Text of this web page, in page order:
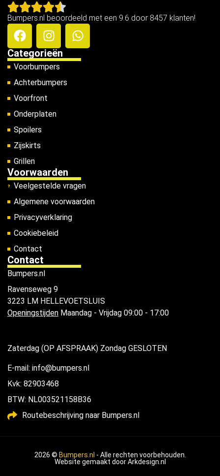
Bumpers.nl beoordeeld met een 9.6 door 8457 klanten!
Categorieën
Voorbumpers
Achterbumpers
Voorfront
Onderplaten
Spoilers
Zijskirts
Grillen
Voorwaarden
Veelgestelde vragen
Algemene voorwaarden
Privacyverklaring
Cookiebeleid
Contact
Contact
Bumpers.nl
Ravenseweg 9
3223 LM HELLEVOETSLUIS
Openingstijden Maandag - Vrijdag 09:00 - 17:00
Zaterdag (OP AFSPRAAK) Zondag GESLOTEN
E-mail: info@bumpers.nl
Kvk: 82903468
BTW: NL003521158B36
Routebeschrijving naar Bumpers.nl
2026 © Bumpers.nl - Alle rechten voorbehouden.
Website gemaakt doorArkdesign.nl